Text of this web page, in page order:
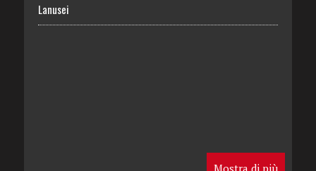
Lanusei
Mostra di più